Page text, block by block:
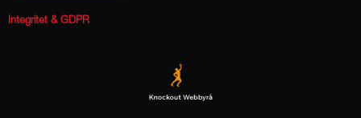
Integritet & GDPR